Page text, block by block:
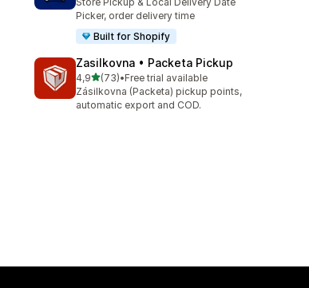
Picker, order delivery time
Built for Shopify
Zasilkovna • Packeta Pickup
4,9av 5 stjerner
(73)
Totalt 73 omtaler
•Free trial available
Zásilkovna (Packeta) pickup points,
automatic export and COD.